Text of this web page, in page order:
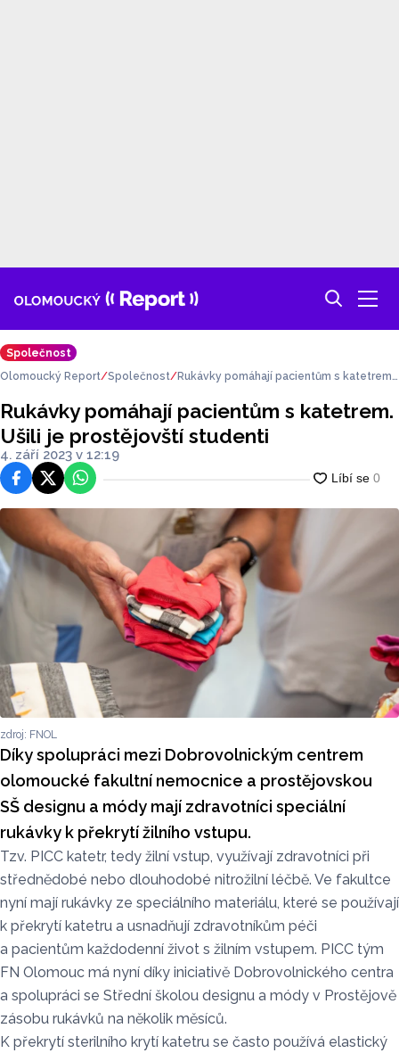
Společnost
Olomoucký Report Společnost
Rukávky pomáhají pacientům s katetrem.
Rukávky pomáhají pacientům s katetrem.
Ušili je prostějovští studenti
4. září 2023 v 12:19
FacebookPlatforma X
WhatsApp
zdroj: FNOL
Díky spolupráci mezi Dobrovolnickým centrem
olomoucké fakultní nemocnice a prostějovskou
SŠ designu a módy mají zdravotníci speciální
rukávky k překrytí žilního vstupu.
Tzv. PICC katetr, tedy žilní vstup, využívají zdravotníci při
střednědobé nebo dlouhodobé nitrožilní léčbě. Ve fakultce
nyní mají rukávky ze speciálního materiálu, které se používají
k překrytí katetru a usnadňují zdravotníkům péči
a pacientům každodenní život s žilním vstupem. PICC tým
FN Olomouc má nyní díky iniciativě Dobrovolnického centra
a spolupráci se Střední školou designu a módy v Prostějově
zásobu rukávků na několik měsíců.
K překrytí sterilního krytí katetru se často používá elastický